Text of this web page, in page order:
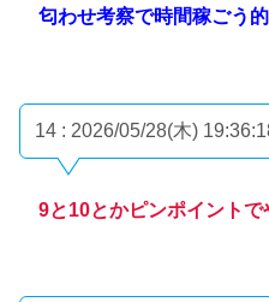
匂わせ考察で時間稼ごう
14 : 2026/05/28(木)
9と10とかピンポイント